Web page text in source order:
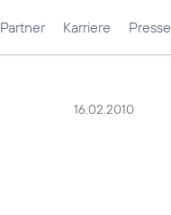
Partner Karriere Presse
16.02.2010